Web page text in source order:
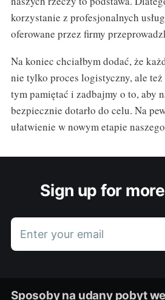
korzystanie z profesjonalnych
oferowane przez firmy
Na koniec chciałbym dodać, że
nie tylko proces logistyczny, ale
tym pamiętać i zadbajmy o to, aby
bezpiecznie dotarło do celu. Na
ułatwienie w nowym etapie
Sign up for
Enter your email
Sposoby na udany pobyt